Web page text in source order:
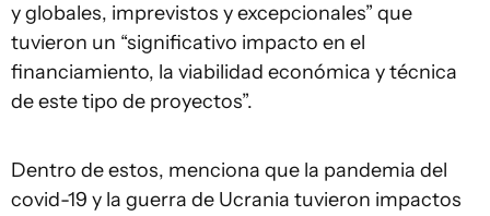
y globales, imprevistos y excepcionales” que
tuvieron un “significativo impacto en el
financiamiento, la viabilidad económica y técnica
de este tipo de proyectos”.
Dentro de estos, menciona que la pandemia del
covid-19 y la guerra de Ucrania tuvieron impactos